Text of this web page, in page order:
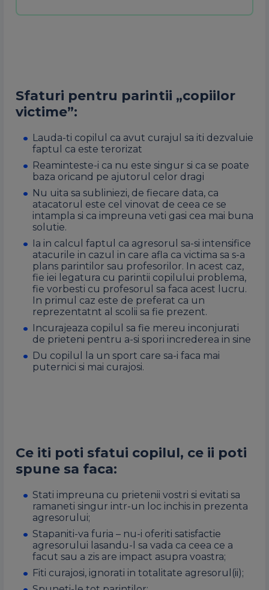
Sfaturi pentru parintii „copiilor
victime”:
Lauda-ti copilul ca avut curajul sa iti dezvaluie
faptul ca este terorizat
Reaminteste-i ca nu este singur si ca se poate
baza oricand pe ajutorul celor dragi
N u uita sa subliniezi, de fiecare data, ca
atacatorul este cel vinovat de ceea ce se
intampla si ca impreuna veti gasi cea mai buna
solutie.
Ia in calcul faptul ca agresorul sa-si intensifice
atacurile in cazul in care afla ca victima sa s-a
plans parintilor sau profesorilor. In acest caz,
fie iei legatura cu parintii copilului problema,
fie vorbesti cu profesorul sa faca acest lucru.
In primul caz este de preferat ca un
reprezentatnt al scolii sa fie prezent.
Incurajeaza copilul sa fie mereu inconjurati
de prieteni pentru a-si spori increderea in sine
Du copilul la un sport care sa-i faca mai
puternici si mai curajosi.
Ce iti poti sfatui copilul, ce ii poti
spune sa faca:
Stati impreuna cu prietenii vostri si evitati sa
ramaneti singur intr-un loc inchis in prezenta
agresorului;
Stapaniti-va furia – nu-i oferiti satisfactie
agresorului lasandu-l sa vada ca ceea ce a
facut sau a zis are impact asupra voastra;
Fiti curajosi, ignorati in totalitate agresorul(ii);